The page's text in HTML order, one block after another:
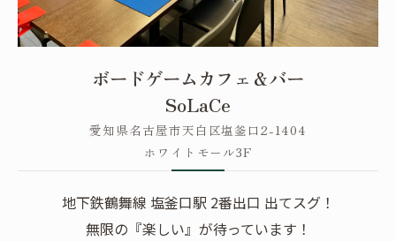
ボードゲームカフェ＆バー
SoLaCe
愛知県名古屋市天白区塩釜口2-1404
ホワイトモール3F
地下鉄鶴舞線 塩釜口駅 2番出口 出てスグ！
無限の『楽しい』が待っています！